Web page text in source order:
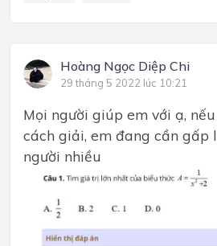
Hoàng Ngọc Diệp Chi
29 tháng 5 2022 lúc 10:21
Mọi người giúp em với ạ,
cách giải, em đang cần gấp
người nhiều